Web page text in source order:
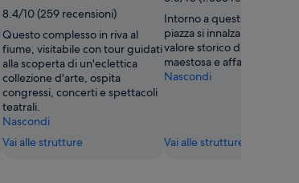
8.4/10 (259 recensioni)
Questo complesso in riva al
fiume, visitabile con tour guidati
alla scoperta di un'eclettica
collezione d'arte, ospita
congressi, concerti e spettacoli
teatrali.
Nascondi
Vai alle strutture
Intorno a questa
piazza si innalzano edifici di
valore storico
maestosa e affascinante.
Nascondi
Vai alle strutture